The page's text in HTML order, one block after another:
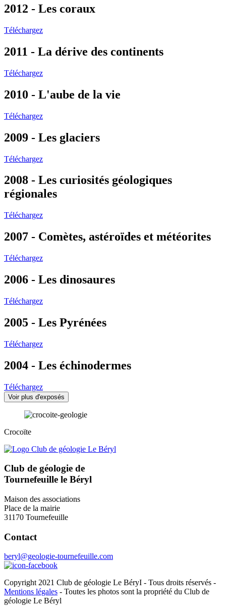
2012 - Les coraux
Téléchargez
2011 - La dérive des continents
Téléchargez
2010 - L'aube de la vie
Téléchargez
2009 - Les glaciers
Téléchargez
2008 - Les curiosités géologiques
régionales
Téléchargez
2007 - Comètes, astéroïdes et météorites
Téléchargez
2006 - Les dinosaures
Téléchargez
2005 - Les Pyrénées
Téléchargez
2004 - Les échinodermes
Téléchargez
Voir plus d'exposés
Crocoïte
Club de géologie de
Tournefeuille le Béryl
Maison des associations
Place de la mairie
31170 Tournefeuille
Contact
beryl@geologie-tournefeuille.com
Copyright 2021 Club de géologie Le BéryI - Tous droits réservés -
Mentions légales - Toutes les photos sont la propriété du Club de
géologie Le Béryl